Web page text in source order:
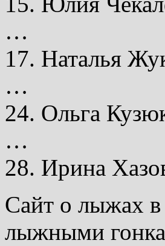
…
17. Наталья
…
24. Ольга
…
28. Ирина
Сайт о лыжах в
лыжными